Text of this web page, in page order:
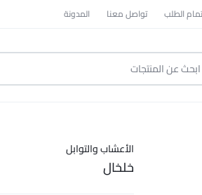
الطلب تواصل معنا المدونة
الأعشاب والتوابل
خلخال